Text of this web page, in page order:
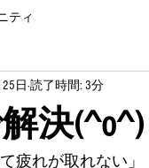
ティ
決(^o^)
日 読了時間: 3分
疲れが取れない」